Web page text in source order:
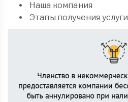
Наша компания
Этапы получения услуги